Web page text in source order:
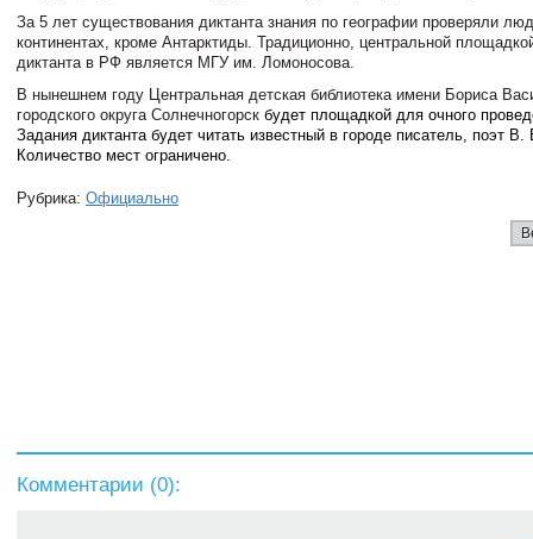
За 5 лет существования диктанта знания по географии проверяли
континентах, кроме Антарктиды. Традиционно, центральной
диктанта в РФ является МГУ им. Ломоносова.
В нынешнем году Центральная детская библиотека имени Бориса
городского округа Солнечногорск будет площадкой для очного
Задания диктанта будет читать известный в городе писатель, поэт В.
Количество мест ограничено.
Рубрика: Официально
Комментарии (0):